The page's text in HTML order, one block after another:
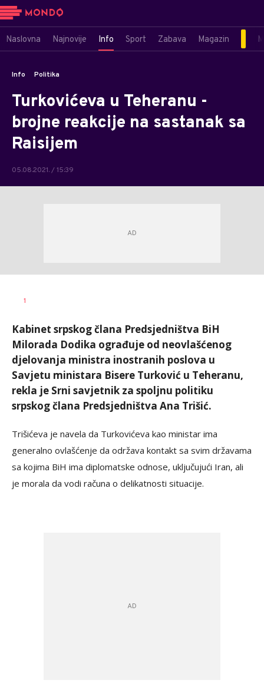
Naslovna Najnovije Info Sport Zabava Magazin
Info Politika
Turkovićeva u Teheranu -
brojne reakcije na sastanak sa
Raisijem
05.08.2021. / 15:39
AUTOR
1
Kabinet srpskog člana Predsjedništva BiH
Milorada Dodika ograđuje od neovlašćenog
djelovanja ministra inostranih poslova u
Savjetu ministara Bisere Turković u Teheranu,
rekla je Srni savjetnik za spoljnu politiku
srpskog člana Predsjedništva Ana Trišić.
Trišićeva je navela da Turkovićeva kao ministar ima
generalno ovlašćenje da održava kontakt sa svim državama
sa kojima BiH ima diplomatske odnose, uključujući Iran, ali
je morala da vodi računa o delikatnosti situacije.